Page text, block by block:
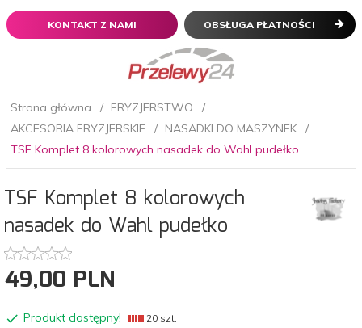
KONTAKT Z NAMI OBSŁUGA PŁATNOŚCI
Strona główna
FRYZJERSTWO
AKCESORIA FRYZJERSKIE
NASADKI DO MASZYNEK
TSF Komplet 8 kolorowych nasadek do Wahl pudełko
TSF Komplet 8 kolorowych
nasadek do Wahl pudełko
49,00 PLN
Produkt dostępny! 20 szt.